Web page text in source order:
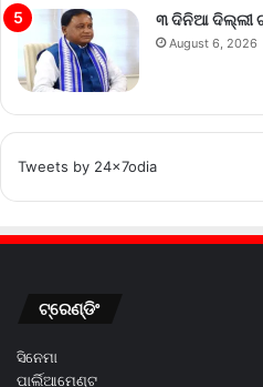
୩ ଦିନିଆ ଦିଲ୍ଲୀ
August 6, 2026
Tweets by 24x7odia
ଟ୍ରେଣ୍ଡିଂ
ସିନେମା
ପାର୍ଲିଆମେଣ୍ଟ